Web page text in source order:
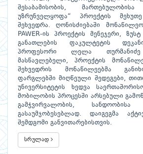
შესაბამისობის,
უზრუნველყოფა“ პროექტის
შეხვედრა. ღონისძიებაში
PAWER-ის პროექტის მენეჯერი,
განათლების ფაკულტეტის
პროფესორი ლელა
მასწავლებელი, პროექტის
შეხვედრის მონაწილეებმა
ფარგლებში მიღწეული შედეგები,
უნივერსიტეტის ხედვა
მობილობის პროცესში არსებული
გამჭვირვალობის,
გასაუმჯობესებლად. დაიგეგმა
შემდგომი განვითარებისთვის.
სრულად